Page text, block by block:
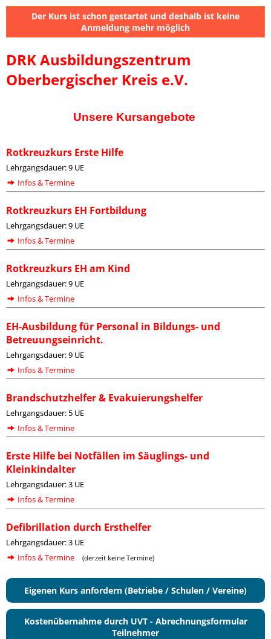
Der Kurs ist schon gestartet und deshalb ist keine
Anmeldung mehr möglich
DRK Ausbildungszentrum
Oberbergischer Kreis e.V.
Unsere Kursangebote
Rotkreuzkurs Erste Hilfe
Lehrgangsdauer: 9 UE
Infos & Termine
Rotkreuzkurs EH Fortbildung
Lehrgangsdauer: 9 UE
Infos & Termine
Rotkreuzkurs EH am Kind
Lehrgangsdauer: 9 UE
Infos & Termine
EH-Ausbildung für Personal in Bildungs- und
Betreuungseinricht.
Lehrgangsdauer: 9 UE
Infos & Termine
Brandschutzhelfer & Evakuierungshelfer
Lehrgangsdauer: 5 UE
Infos & Termine
Erste Hilfe bei Notfällen im Säuglings- und
Kleinkindalter
Lehrgangsdauer: 3 UE
Infos & Termine
Defibrillation durch Ersthelfer
Lehrgangsdauer: 3 UE
Infos & Termine
(derzeit keine Termine)
Eigenen Kurs anfordern (Betriebe / Schulen / Vereine)
Kostenübernahme durch UVT - Abrechnungsformular
Teilnehmer